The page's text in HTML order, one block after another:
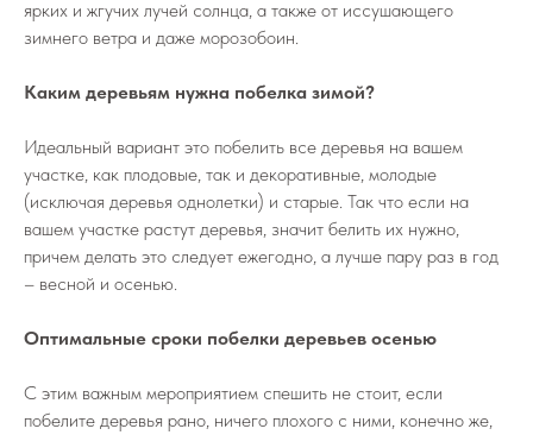
ярких и жгучих лучей солнца, а также от иссушающего
зимнего ветра и даже морозобоин.
Каким деревьям нужна побелка зимой?
Идеальный вариант это побелить все деревья на вашем
участке, как плодовые, так и декоративные, молодые
(исключая деревья однолетки) и старые. Так что если на
вашем участке растут деревья, значит белить их нужно,
причем делать это следует ежегодно, а лучше пару раз в год
– весной и осенью.
Оптимальные сроки побелки деревьев осенью
С этим важным мероприятием спешить не стоит, если
побелите деревья рано, ничего плохого с ними, конечно же,